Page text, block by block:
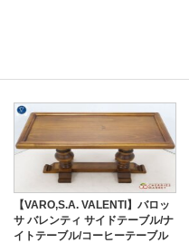
【VARO,S.A. VALENTI】バロッ
サ バレンティ サイドテーブル/ナ
イトテーブル/コーヒーテーブル